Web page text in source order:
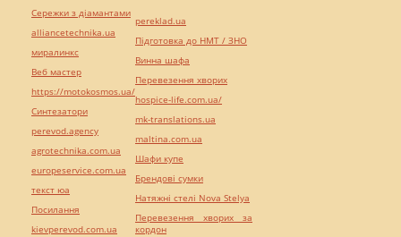
Сережки з діамантами
alliancetechnika.ua
миралинкс
Веб мастер
https://motokosmos.ua/
Синтезатори
perevod.agency
agrotechnika.com.ua
europeservice.com.ua
текст юа
Посилання
kievperevod.com.ua
pereklad.ua
Підготовка до НМТ / ЗНО
Винна шафа
Перевезення хворих
hospice-life.com.ua/
mk-translations.ua
maltina.com.ua
Шафи купе
Брендові сумки
Натяжні стелі Nova Stelya
Перевезення хворих за
кордон